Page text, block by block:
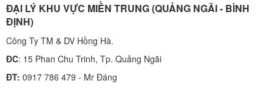
ĐẠI LÝ KHU VỰC MIỀN TRUNG (QUẢNG NGÃI - BÌNH
ĐỊNH)
Công Ty TM & DV Hồng Hà.
ĐC: 15 Phan Chu Trinh, Tp. Quảng Ngãi
ĐT: 0917 786 479 - Mr Đáng